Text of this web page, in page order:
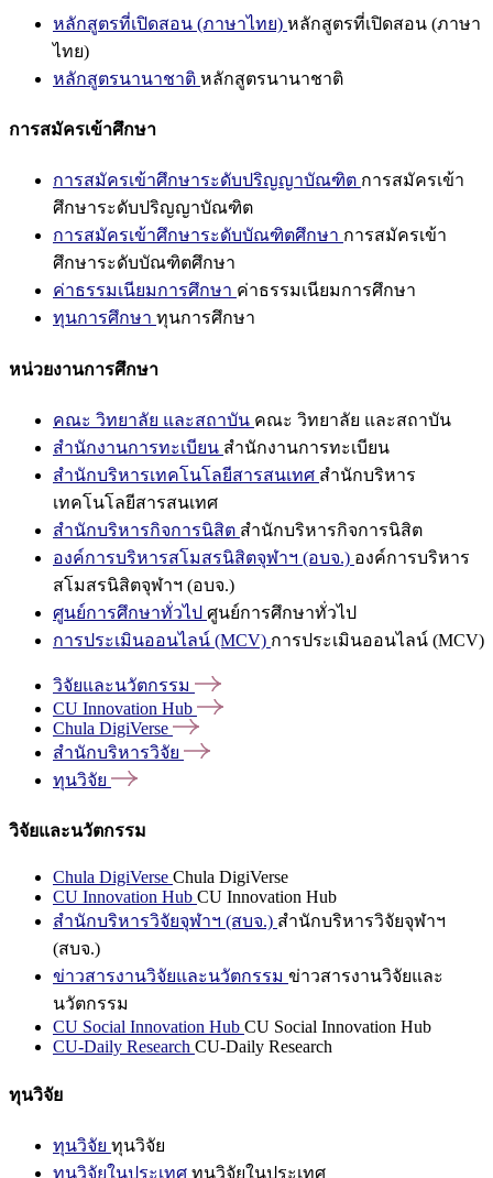
หลักสูตรที่เปิดสอน (ภาษาไทย) หลักสูตรที่เปิดสอน (ภาษา
ไทย)
หลักสูตรนานาชาติ หลักสูตรนานาชาติ
การสมัครเข้าศึกษา
การสมัครเข้าศึกษาระดับปริญญาบัณฑิต การสมัครเข้า
ศึกษาระดับปริญญาบัณฑิต
การสมัครเข้าศึกษาระดับบัณฑิตศึกษา การสมัครเข้า
ศึกษาระดับบัณฑิตศึกษา
ค่าธรรมเนียมการศึกษา ค่าธรรมเนียมการศึกษา
ทุนการศึกษา ทุนการศึกษา
หน่วยงานการศึกษา
คณะ วิทยาลัย และสถาบัน คณะ วิทยาลัย และสถาบัน
สำนักงานการทะเบียน สำนักงานการทะเบียน
สำนักบริหารเทคโนโลยีสารสนเทศ สำนักบริหาร
เทคโนโลยีสารสนเทศ
สำนักบริหารกิจการนิสิต สำนักบริหารกิจการนิสิต
องค์การบริหารสโมสรนิสิตจุฬาฯ (อบจ.) องค์การบริหาร
สโมสรนิสิตจุฬาฯ (อบจ.)
ศูนย์การศึกษาทั่วไป ศูนย์การศึกษาทั่วไป
การประเมินออนไลน์ (MCV) การประเมินออนไลน์ (MCV)
วิจัยและนวัตกรรม
CU Innovation Hub
Chula DigiVerse
สำนักบริหารวิจัย
ทุนวิจัย
วิจัยและนวัตกรรม
Chula DigiVerse Chula DigiVerse
CU Innovation Hub CU Innovation Hub
สำนักบริหารวิจัยจุฬาฯ (สบจ.) สำนักบริหารวิจัยจุฬาฯ
(สบจ.)
ข่าวสารงานวิจัยและนวัตกรรม ข่าวสารงานวิจัยและ
นวัตกรรม
CU Social Innovation Hub CU Social Innovation Hub
CU-Daily Research CU-Daily Research
ทุนวิจัย
ทุนวิจัย ทุนวิจัย
ทุนวิจัยในประเทศ ทุนวิจัยในประเทศ